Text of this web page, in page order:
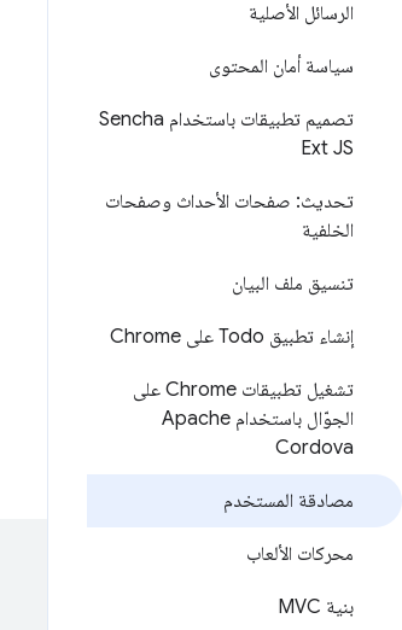
الرسائل الأصلية
سياسة أمان المحتوى
تصميم تطبيقات باستخدام Sencha
Ext JS
تحديث: صفحات الأحداث وصفحات
الخلفية
تنسيق ملف البيان
إنشاء تطبيق Todo على Chrome
تشغيل تطبيقات Chrome على
الجوّال باستخدام Apache
Cordova
مصادقة المستخدم
محركات الألعاب
بنية MVC